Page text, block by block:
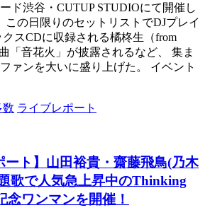
ド渋谷・CUTUP STUDIOにて開催し
この日限りのセットリストでDJプレイ
スCDに収録される橘柊生（from
「音花火」が披露されるなど、 集ま
ァンを大いに盛り上げた。 イベント
数 ライブレポート
ート】山田裕貴・齋藤飛鳥(乃木
歌で人気急上昇中のThinking
念ワンマンを開催！